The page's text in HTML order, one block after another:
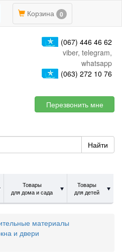
Корзина 0
(067) 446 46 62
viber, telegram,
whatsapp
(063) 272 10 76
Перезвонить мне
Найти
Товары
для дома и сада
Товары
для детей
материалы
и двери